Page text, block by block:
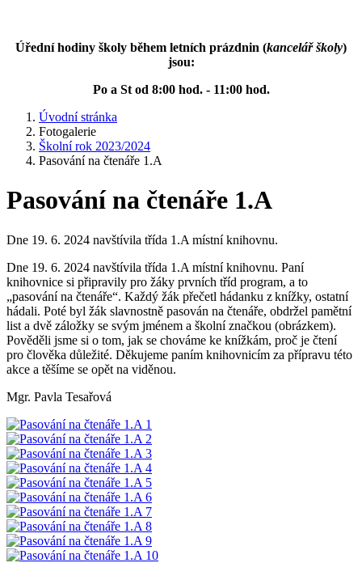
Úřední hodiny školy během letních prázdnin (kancelář školy)
jsou:
Po a St od 8:00 hod. - 11:00 hod.
Úvodní stránka
Fotogalerie
Školní rok 2023/2024
Pasování na čtenáře 1.A
Pasování na čtenáře 1.A
Dne 19. 6. 2024 navštívila třída 1.A místní knihovnu.
Dne 19. 6. 2024 navštívila třída 1.A místní knihovnu. Paní
knihovnice si připravily pro žáky prvních tříd program, a to
„pasování na čtenáře“. Každý žák přečetl hádanku z knížky, ostatní
hádali. Poté byl žák slavnostně pasován na čtenáře, obdržel pamětní
list a dvě záložky se svým jménem a školní značkou (obrázkem).
Pověděli jsme si o tom, jak se chováme ke knížkám, proč je čtení
pro člověka důležité. Děkujeme paním knihovnicím za přípravu této
akce a těšíme se opět na viděnou.
Mgr. Pavla Tesařová